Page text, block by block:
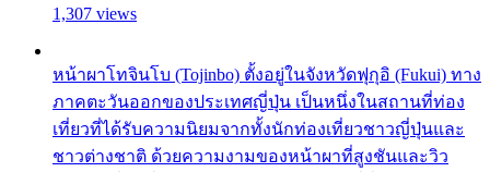
1,307 views
หน้าผาโทจินโบ (Tojinbo) ตั้งอยู่ในจังหวัดฟุกุอิ (Fukui) ทาง
ภาคตะวันออกของประเทศญี่ปุ่น เป็นหนึ่งในสถานที่ท่อง
เที่ยวที่ได้รับความนิยมจากทั้งนักท่องเที่ยวชาวญี่ปุ่นและ
ชาวต่างชาติ ด้วยความงามของหน้าผาที่สูงชันและวิว